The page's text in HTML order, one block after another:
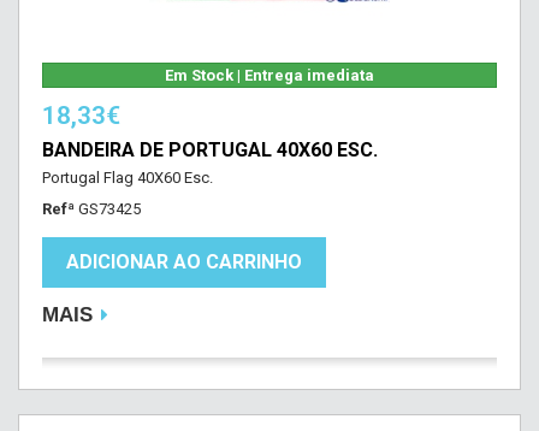
Em Stock | Entrega imediata
18,33€
BANDEIRA DE PORTUGAL 40X60 ESC.
Portugal Flag 40X60 Esc.
Refª GS73425
ADICIONAR AO CARRINHO
MAIS